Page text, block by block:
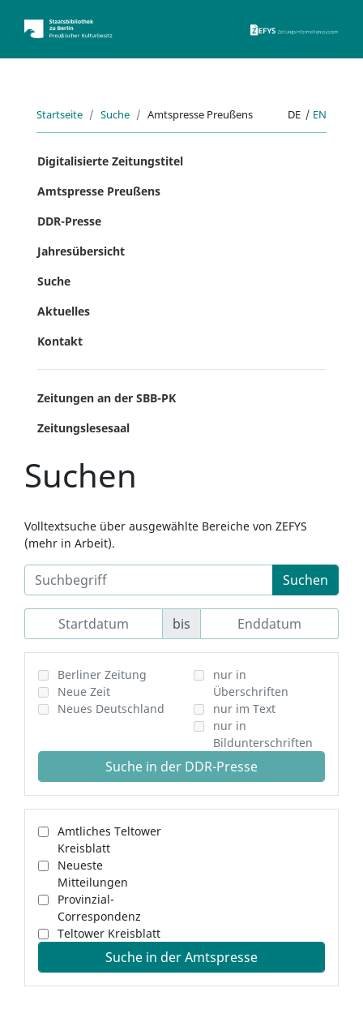
Startseite Suche Amtspresse Preußens DE | EN
Digitalisierte Zeitungstitel
Amtspresse Preußens
DDR-Presse
Jahresübersicht
Suche
Aktuelles
Kontakt
Zeitungen an der SBB-PK
Zeitungslesesaal
Suchen
Volltextsuche über ausgewählte Bereiche von ZEFYS
(mehr in Arbeit).
Suchen
bis
Berliner Zeitung
Neue Zeit
Neues Deutschland
nur in
Überschriften
nur im Text
nur in
Bildunterschriften
Suche in der DDR-Presse
Amtliches Teltower
Kreisblatt
Neueste
Mitteilungen
Provinzial-
Correspondenz
Teltower Kreisblatt
Suche in der Amtspresse